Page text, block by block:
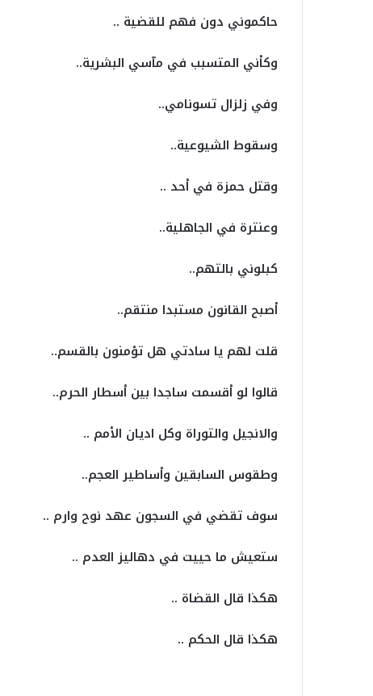
حاكموني دون فهم للقضية ..
وكأني المتسبب في مآسي البشرية..
وفي زلزال تسونامي..
وسقوط الشيوعية..
وقتل حمزة في أحد ..
وعنترة في الجاهلية..
كبلوني بالتهم..
أصبح القانون مستبدا منتقم..
قلت لهم يا سادتي هل تؤمنون بالقسم..
قالوا لو أقسمت ساجدا بين أسطار الحرم..
والانجيل والتوراة وكل اديان الأمم ..
وطقوس السابقين وأساطير العجم..
سوف تقضي في السجون عهد نوح وارم ..
ستعيش ما حييت في دهاليز العدم ..
هكذا قال القضاة ..
هكذا قال الحكم ..